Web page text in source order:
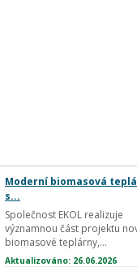
Moderní biomasová
s...
Společnost EKOL realizuje
významnou část projektu
biomasové teplárny,...
Aktualizováno: 26.06.2026